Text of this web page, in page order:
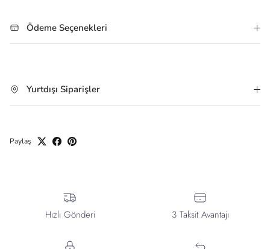
Ödeme Seçenekleri
Yurtdışı Siparişler
Paylaş
Hızlı Gönderi 3 Taksit Avantajı